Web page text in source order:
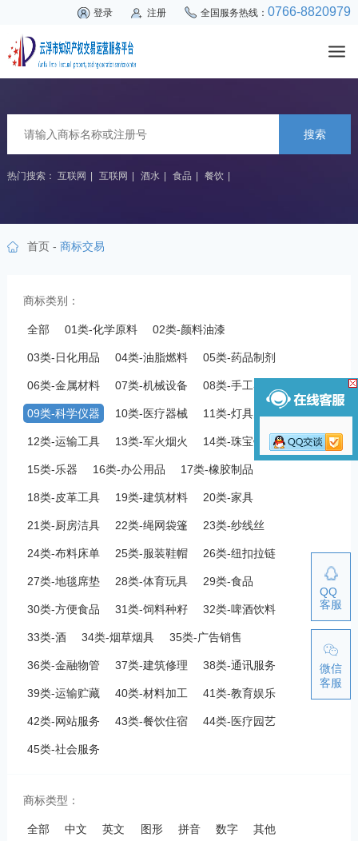
登录 注册 全国服务热线：0766-8820979
搜索
热门搜索： 互联网 互联网 酒水 食品 餐饮
首页- 商标交易
商标类别：
全部 01类-化学原料 02类-颜料油漆
03类-日化用品 04类-油脂燃料 05类-药品制剂
06类-金属材料 07类-机械设备 08类-手工器械
09类-科学仪器 10类-医疗器械 11类-灯具空调
12类-运输工具 13类-军火烟火 14类-珠宝钟表
15类-乐器 16类-办公用品 17类-橡胶制品
18类-皮革工具 19类-建筑材料 20类-家具
21类-厨房洁具 22类-绳网袋篷 23类-纱线丝
24类-布料床单 25类-服装鞋帽 26类-纽扣拉链
27类-地毯席垫 28类-体育玩具 29类-食品
30类-方便食品 31类-饲料种籽 32类-啤酒饮料
33类-酒 34类-烟草烟具 35类-广告销售
36类-金融物管 37类-建筑修理 38类-通讯服务
39类-运输贮藏 40类-材料加工 41类-教育娱乐
42类-网站服务 43类-餐饮住宿 44类-医疗园艺
45类-社会服务
商标类型：
全部 中文 英文 图形 拼音 数字 其他
QQ
客服
微信
客服